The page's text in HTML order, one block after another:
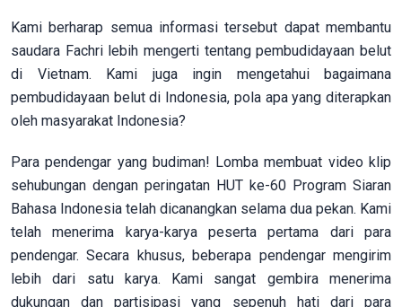
Kami berharap semua informasi tersebut dapat membantu
saudara Fachri lebih mengerti tentang pembudidayaan belut
di Vietnam. Kami juga ingin mengetahui bagaimana
pembudidayaan belut di Indonesia, pola apa yang diterapkan
oleh masyarakat Indonesia?
Para pendengar yang budiman! Lomba membuat video klip
sehubungan dengan peringatan HUT ke-60 Program Siaran
Bahasa Indonesia telah dicanangkan selama dua pekan. Kami
telah menerima karya-karya peserta pertama dari para
pendengar. Secara khusus, beberapa pendengar mengirim
lebih dari satu karya. Kami sangat gembira menerima
dukungan dan partisipasi yang sepenuh hati dari para